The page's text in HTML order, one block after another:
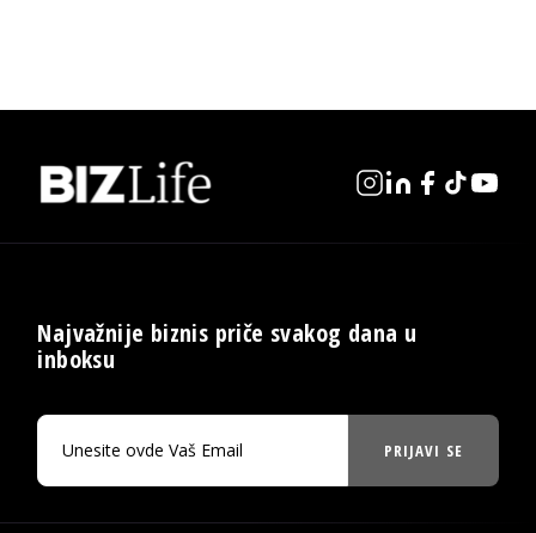
Najvažnije biznis priče svakog dana u
inboksu
PRIJAVI SE